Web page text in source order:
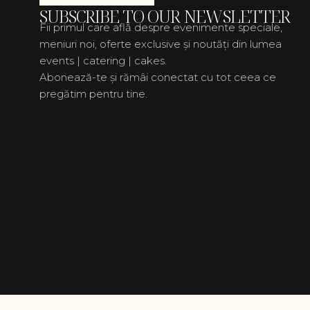
SUBSCRIBE TO OUR NEWSLETTER
Fii primul care află despre evenimente speciale,
meniuri noi, oferte exclusive și noutăți din lumea
events | catering | cakes.
Abonează-te și rămâi conectat cu tot ceea ce
pregătim pentru tine.